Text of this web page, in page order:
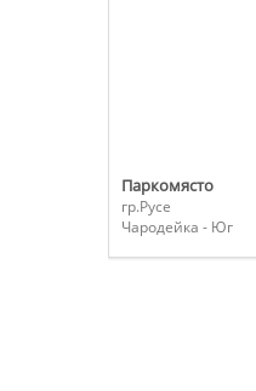
Паркомясто
гр.Русе
Чародейка - Юг